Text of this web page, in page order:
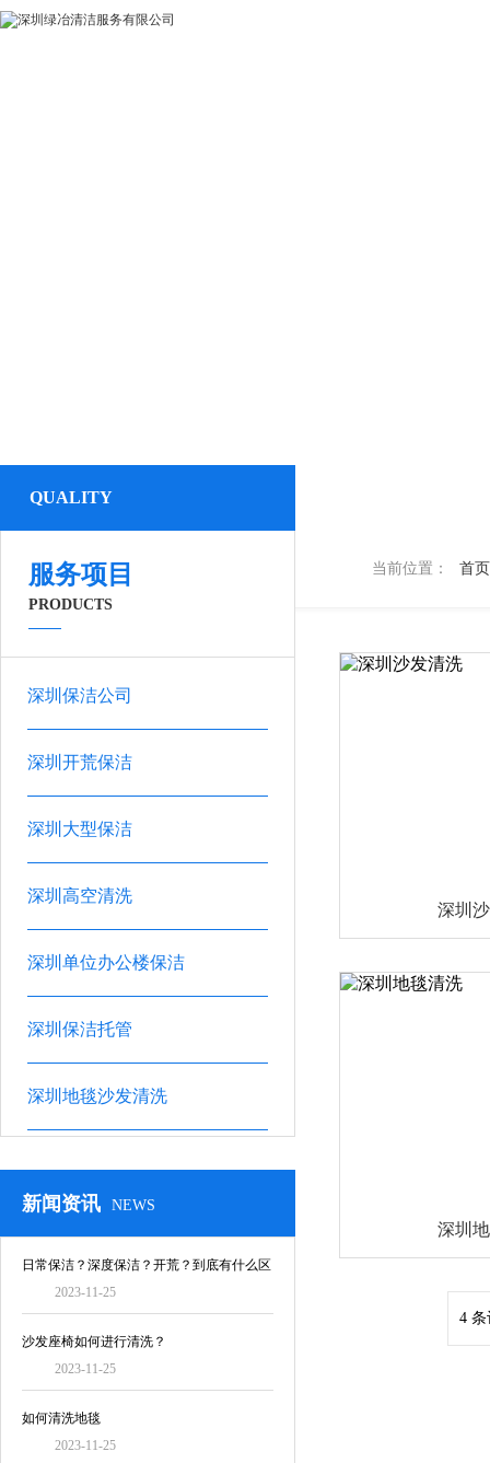
当前位置： 首页
QUALITY
服务项目
PRODUCTS
深圳保洁公司
深圳开荒保洁
深圳大型保洁
深圳高空清洗
深圳单位办公楼保洁
深圳保洁托管
深圳地毯沙发清洗
新闻资讯 NEWS
日常保洁？深度保洁？开荒？到底有什么区
2023-11-25
沙发座椅如何进行清洗？
2023-11-25
如何清洗地毯
2023-11-25
深圳
深圳
4 条